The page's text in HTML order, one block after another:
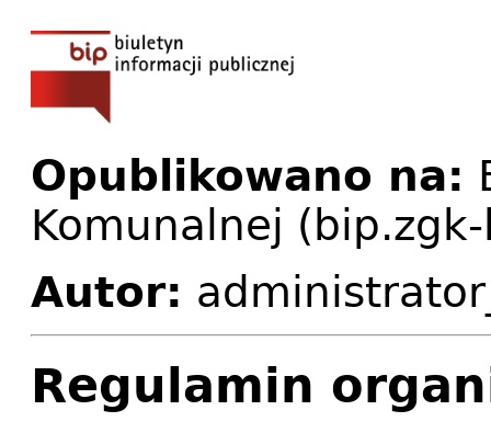
Opublikowano na:
Komunalnej
Autor:
Regulamin